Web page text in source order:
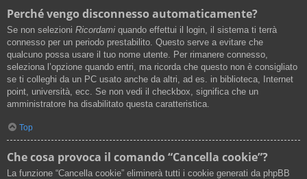
Perché vengo disconnesso automaticamente?
Se non selezioni Ricordami quando effettui il login, il sistema ti terrà
connesso per un periodo prestabilito. Questo serve a evitare che
qualcuno possa usare il tuo nome utente. Per rimanere connesso,
seleziona l’opzione quando entri, ma ricorda che questo non è consigliato
se ti colleghi da un PC usato anche da altri, ad es. in biblioteca, Internet
point, università, ecc. Se non vedi il checkbox, significa che un
amministratore ha disabilitato questa caratteristica.
Top
Che cosa provoca il comando “Cancella cookie”?
La funzione “Cancella cookie” eliminerà tutti i cookie generati da phpBB